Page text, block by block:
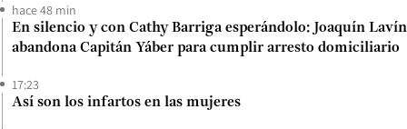
hace 48 min
En silencio y con Cathy Barriga esperándolo: Joaquín Lavín
abandona Capitán Yáber para cumplir arresto domiciliario
17:23
Así son los infartos en las mujeres